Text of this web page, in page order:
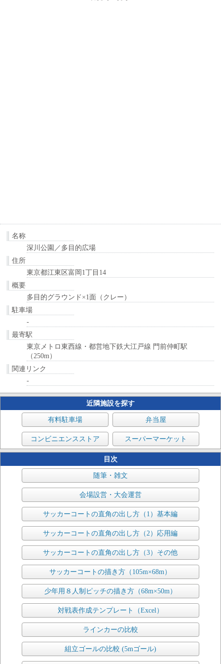
名称
深川公園／多目的広場
住所
東京都江東区富岡1丁目14
概要
多目的グラウンド×1面（クレー）
駐車場
-
最寄駅
東京メトロ東西線・都営地下鉄大江戸線 門前仲町駅
（250m）
関連リンク
-
近隣施設を探す
有料駐車場 弁当屋
コンビニエンスストア スーパーマーケット
目次
随筆・雑文
会場設営・大会運営
サッカーコートの直角の出し方（1）基本編
サッカーコートの直角の出し方（2）応用編
サッカーコートの直角の出し方（3）その他
サッカーコートの描き方（105m×68m）
少年用８人制ピッチの描き方（68m×50m）
対戦表作成テンプレート（Excel）
ラインカーの比較
組立ゴールの比較 (5mゴール)